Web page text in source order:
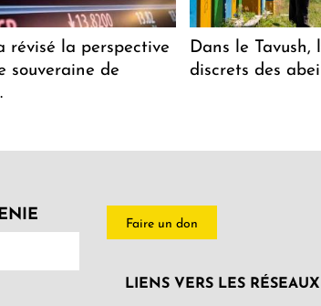
révisé la perspective
souveraine de
Dans le Tavush,
discrets des
Faire un don
LIENS VERS LES